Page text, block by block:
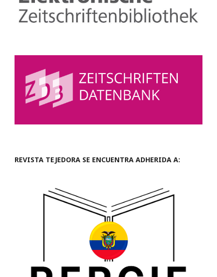
REVISTA TEJEDORA SE ENCUENTRA ADHERIDA A: